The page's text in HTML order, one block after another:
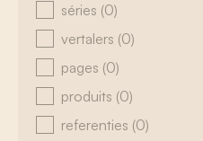
séries (0)
vertalers (0)
pages (0)
produits (0)
referenties (0)